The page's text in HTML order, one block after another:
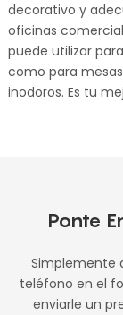
decorativo y
oficinas
puede utilizar
como para
inodoros. Es tu
Ponte
Simplemente
teléfono en el
enviarle un